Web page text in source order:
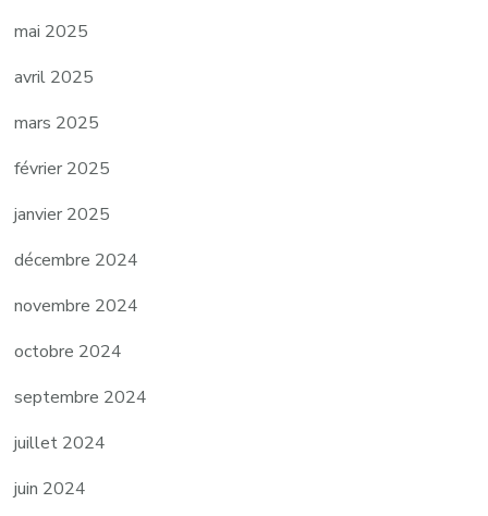
mai 2025
avril 2025
mars 2025
février 2025
janvier 2025
décembre 2024
novembre 2024
octobre 2024
septembre 2024
juillet 2024
juin 2024